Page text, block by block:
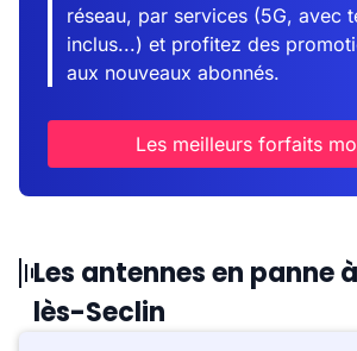
réseau, par services (5G, avec
inclus...) et profitez des
aux nouveaux abonnés.
Les meilleurs forfaits
Les antennes en panne
lès-Seclin